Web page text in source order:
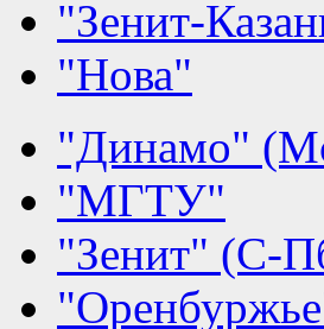
"Зенит-
"Нова"
"Динамо"
"МГТУ"
"Зенит" (С-